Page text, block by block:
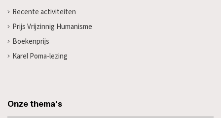
Recente activiteiten
Prijs Vrijzinnig Humanisme
Boekenprijs
Karel Poma-lezing
Onze thema's